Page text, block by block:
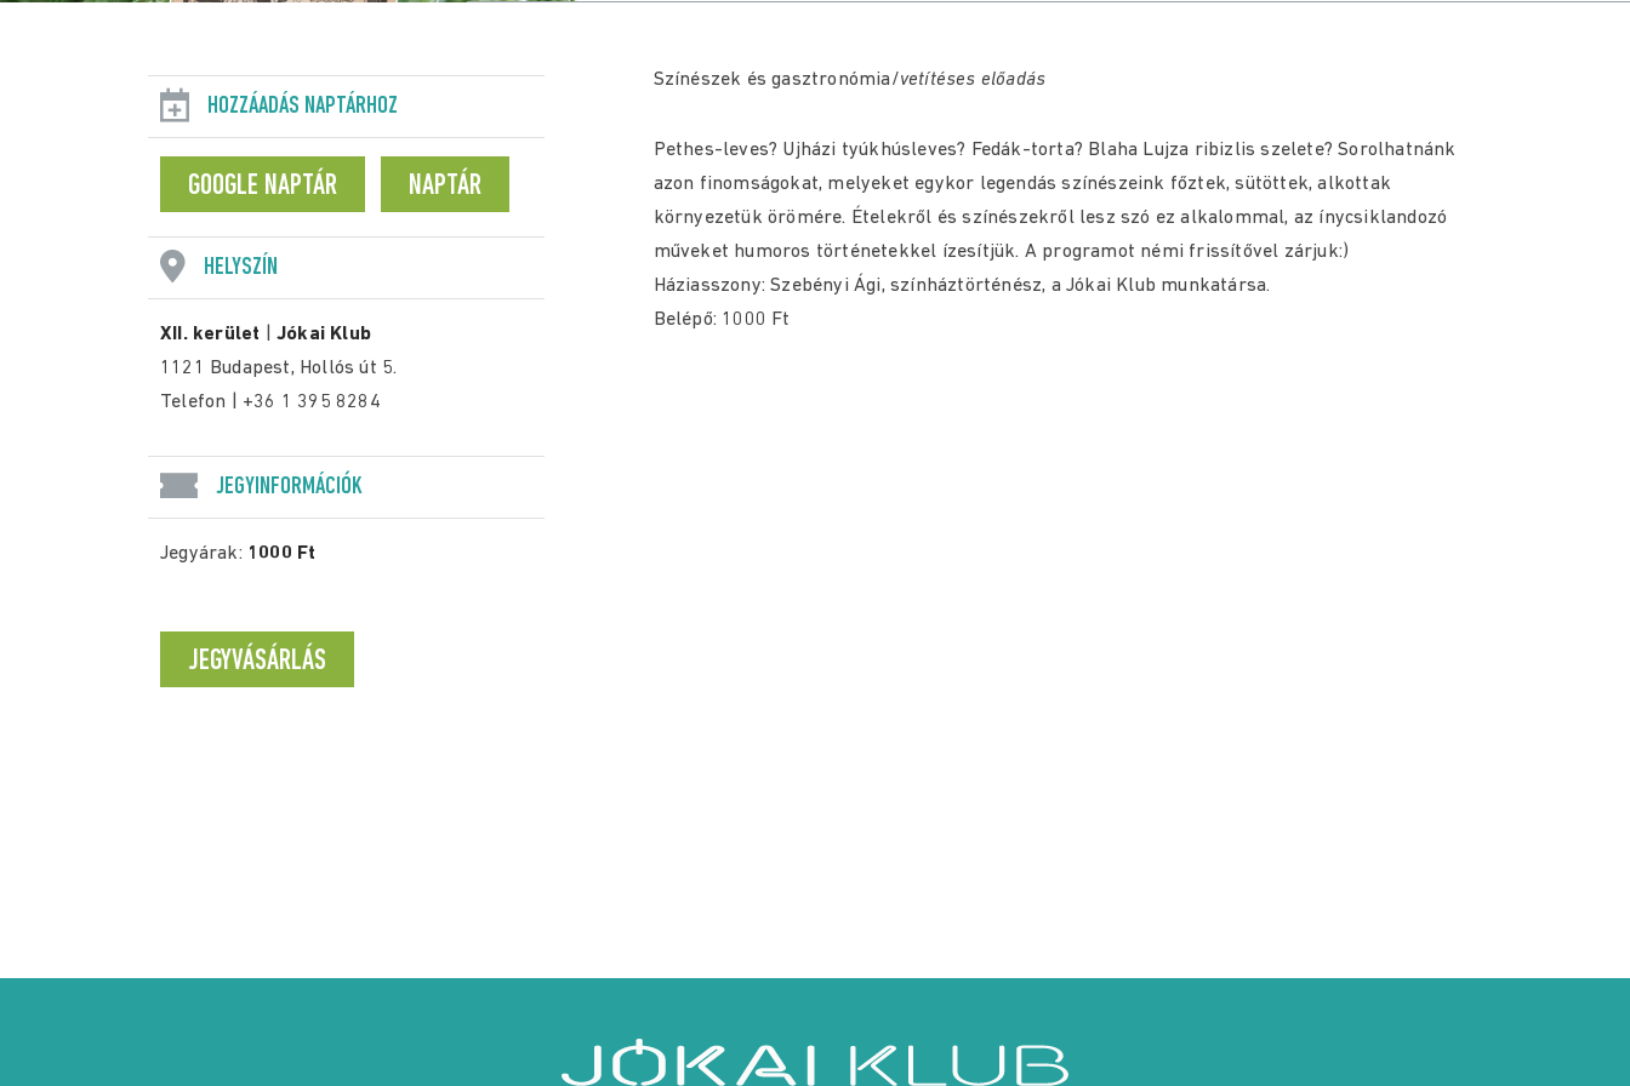
HOZZÁADÁS NAPTÁRHOZ
GOOGLE NAPTÁR NAPTÁR
HELYSZÍN
XII. kerület |Jókai Klub
1121 Budapest, Hollós út 5.
Telefon | +36 1 395 8284
JEGYINFORMÁCIÓK
Jegyárak: 1000 Ft
JEGYVÁSÁRLÁS
Színészek és gasztronómia/vetítéses előadás
Pethes-leves? Ujházi tyúkhúsleves? Fedák-torta? Blaha Lujza ribizlis szelete? Sorolhatnánk
azon finomságokat, melyeket egykor legendás színészeink főztek, sütöttek, alkottak
környezetük örömére. Ételekről és színészekről lesz szó ez alkalommal, az ínycsiklandozó
műveket humoros történetekkel ízesítjük. A programot némi frissítővel zárjuk:)
Háziasszony: Szebényi Ági, színháztörténész, a Jókai Klub munkatársa.
Belépő: 1000 Ft